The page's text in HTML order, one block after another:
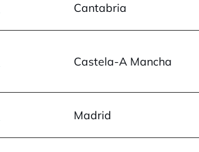
opens in a new tabCantabria
opens in a new tabCastela-A Mancha
opens in a new tab
Madrid